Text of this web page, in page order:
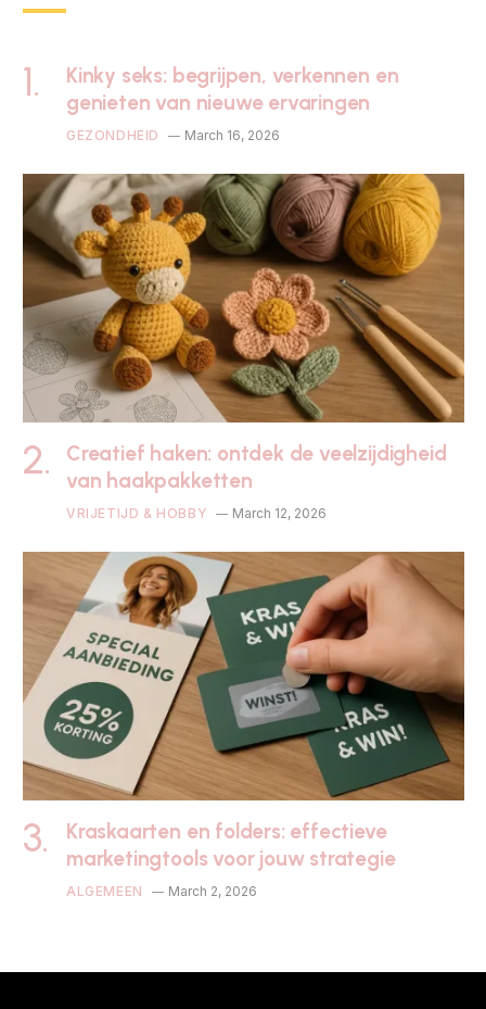
Kinky seks: begrijpen, verkennen en
genieten van nieuwe ervaringen
GEZONDHEID March 16, 2026
Creatief haken: ontdek de veelzijdigheid
van haakpakketten
VRIJETIJD & HOBBY March 12, 2026
Kraskaarten en folders: effectieve
marketingtools voor jouw strategie
ALGEMEEN March 2, 2026